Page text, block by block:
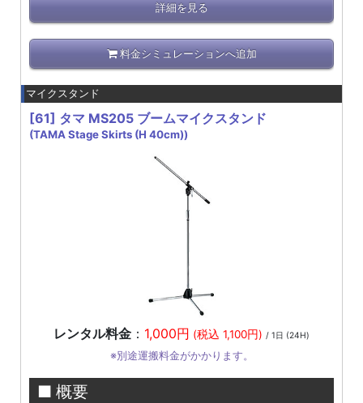
詳細を見る
料金シミュレーションへ追加
マイクスタンド
[61] タマ MS205 ブームマイクスタンド
(TAMA Stage Skirts (H 40cm))
レンタル料金 ： 1,000円 (税込 1,100円) / 1日 (24H)
※別途運搬料金がかかります。
■ 概要